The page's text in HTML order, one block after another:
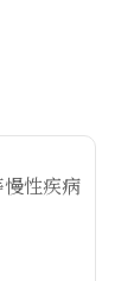
性疾病